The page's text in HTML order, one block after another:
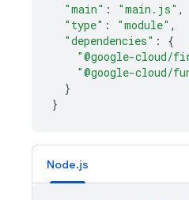
"main" : "main.js" ,
"type" : "module" ,
"dependencies" :
{
"@google-cloud/
"@google-cloud/
}
}
Node.js